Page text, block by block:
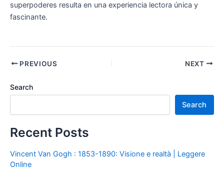
superpoderes resulta en una experiencia lectora única y
fascinante.
PREVIOUS NEXT
Search
Search
Recent Posts
Vincent Van Gogh : 1853-1890: Visione e realtà | Leggere
Online